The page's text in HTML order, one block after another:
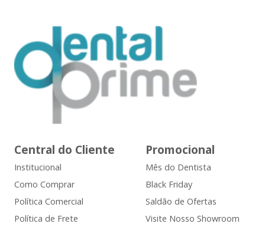
Central do Cliente
Institucional
Como Comprar
Política Comercial
Política de Frete
Promocional
Mês do Dentista
Black Friday
Saldão de Ofertas
Visite Nosso Showroom